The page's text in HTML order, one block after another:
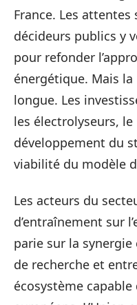
France. Les
décideurs publics y
pour refonder
énergétique. Mais
longue. Les
les électrolyseurs,
développement du
viabilité du modèle
Les acteurs du
d’entraînement sur
parie sur la
de recherche et
écosystème